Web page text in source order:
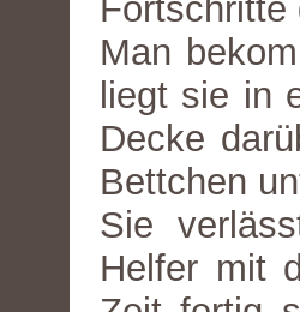
Fortschritte
Man
liegt sie in
Decke
Bettchen
Sie
Helfer mit